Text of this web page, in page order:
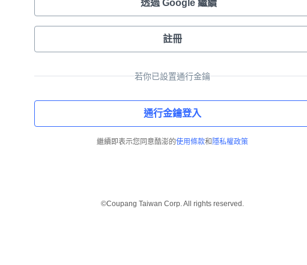
透過 Google 繼續
註冊
若你已設置通行金鑰
通行金鑰登入
繼續即表示您同意酷澎的使用條款和 隱私權政策
©Coupang Taiwan Corp. All rights reserved.